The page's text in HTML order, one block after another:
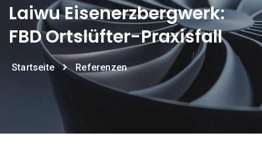
Laiwu Eisenerzbergwerk:
FBD Ortslüfter-Praxisfall
Startseite Referenzen